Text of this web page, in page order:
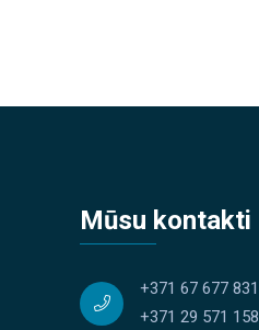
Mūsu kontakti
+371 67 677 831
+371 29 571 158